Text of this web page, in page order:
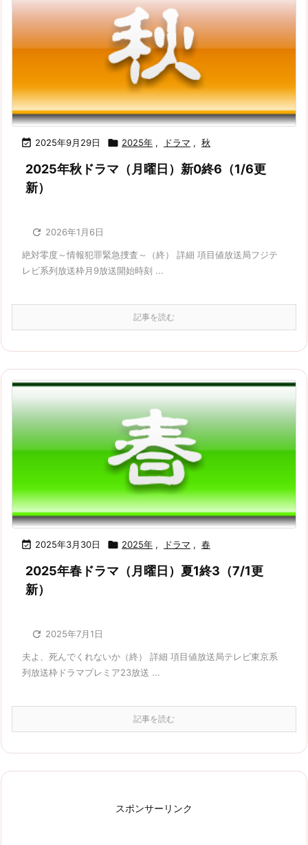
 2025年9月29日  2025年 , ドラマ , 秋
2025年秋ドラマ（月曜日）新0終6（1/6更
新）
 2026年1月6日
絶対零度～情報犯罪緊急捜査～（終） 詳細 項目値放送局フジテ
レビ系列放送枠月9放送開始時刻 ...
記事を読む
 2025年3月30日  2025年 , ドラマ , 春
2025年春ドラマ（月曜日）夏1終3（7/1更
新）
 2025年7月1日
夫よ、死んでくれないか（終） 詳細 項目値放送局テレビ東京系
列放送枠ドラマプレミア23放送 ...
記事を読む
スポンサーリンク